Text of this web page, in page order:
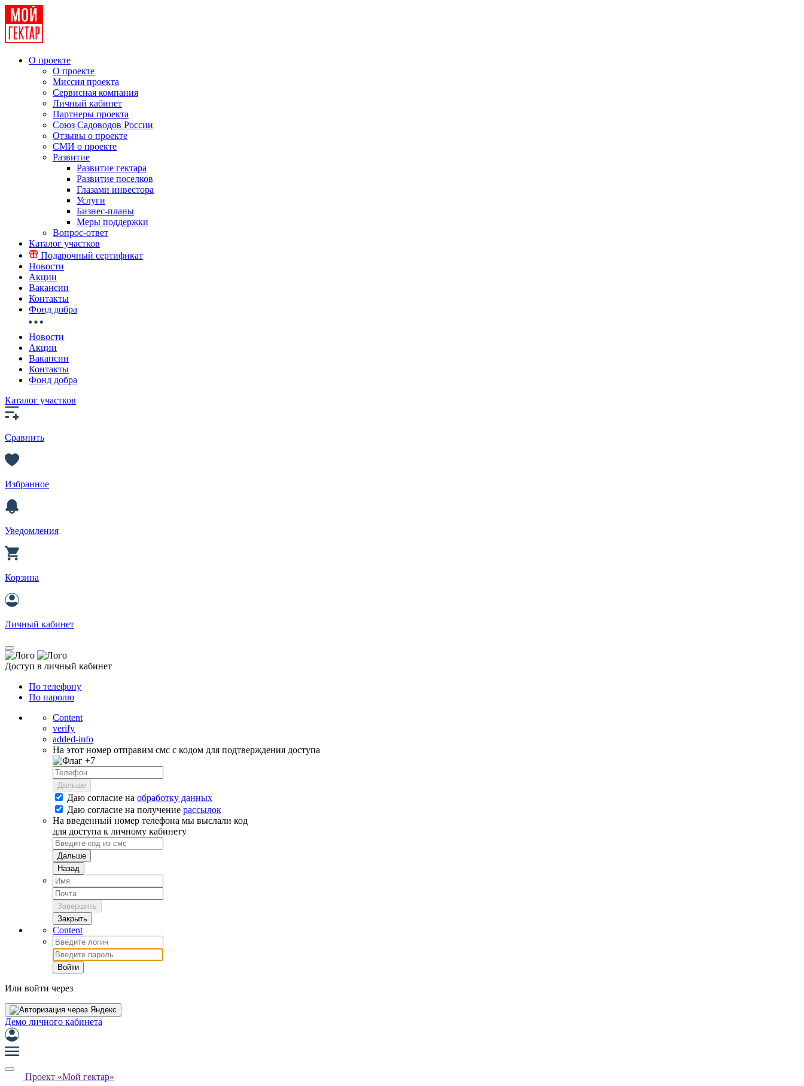
О проекте
О проекте
Миссия проекта
Сервисная компания
Личный кабинет
Партнеры проекта
Союз Садоводов России
Отзывы о проекте
СМИ о проекте
Развитие
Развитие гектара
Развитие поселков
Глазами инвестора
Услуги
Бизнес-планы
Меры поддержки
Вопрос-ответ
Каталог участков
Подарочный сертификат
Новости
Акции
Вакансии
Контакты
Фонд добра
Новости
Акции
Вакансии
Контакты
Фонд добра
Каталог участков
Сравнить
Избранное
Уведомления
Корзина
Личный кабинет
Доступ в личный кабинет
По телефону
По паролю
Content
verify
added-info
На этот номер отправим смс с кодом для подтверждения доступа
+7
Дальше
Даю согласие на обработку данных
Даю согласие на получение рассылок
На введенный номер телефона мы выслали код
для доступа к личному кабинету
Дальше
Назад
Завершить
Закрыть
Content
Войти
Или войти через
Демо личного кабинета
Проект «Мой гектар»